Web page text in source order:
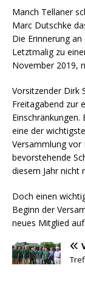
Manch Tellaner
Marc Dutschke
Die Erinnerung
Letztmalig zu
November 2019,
Vorsitzender Dirk
Freitagabend zur
eine der
Versammlung
bevorstehende
diesem Jahr nicht
Doch einen
Beginn der
neues Mitglied auf.